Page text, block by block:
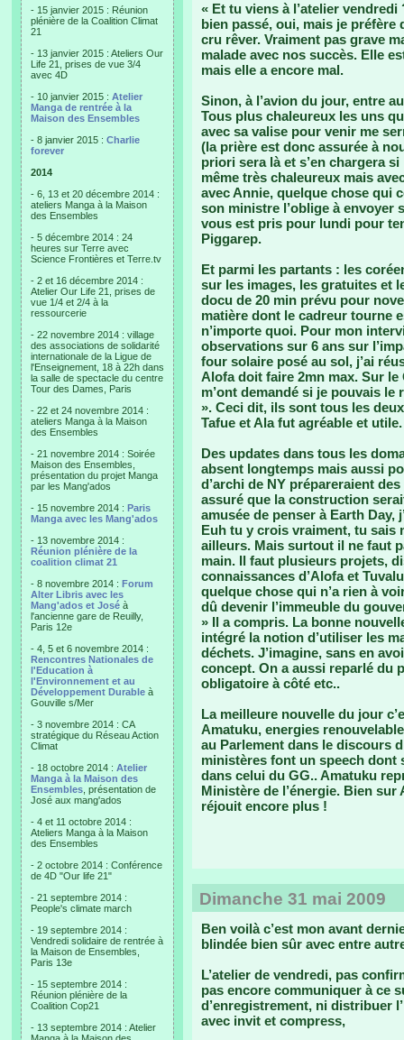
- 15 janvier 2015 : Réunion
plénière de la Coalition Climat
21
- 13 janvier 2015 : Ateliers Our
Life 21, prises de vue 3/4
avec 4D
- 10 janvier 2015 : Atelier
Manga de rentrée à la
Maison des Ensembles
- 8 janvier 2015 : Charlie
forever
2014
- 6, 13 et 20 décembre 2014 :
ateliers Manga à la Maison
des Ensembles
- 5 décembre 2014 : 24
heures sur Terre avec
Science Frontières et Terre.tv
- 2 et 16 décembre 2014 :
Atelier Our Life 21, prises de
vue 1/4 et 2/4 à la
ressourcerie
- 22 novembre 2014 : village
des associations de solidarité
internationale de la Ligue de
l'Enseignement, 18 à 22h dans
la salle de spectacle du centre
Tour des Dames, Paris
- 22 et 24 novembre 2014 :
ateliers Manga à la Maison
des Ensembles
- 21 novembre 2014 : Soirée
Maison des Ensembles,
présentation du projet Manga
par les Mang'ados
- 15 novembre 2014 : Paris
Manga avec les Mang'ados
- 13 novembre 2014 :
Réunion plénière de la
coalition climat 21
- 8 novembre 2014 : Forum
Alter Libris avec les
Mang'ados et José à
l'ancienne gare de Reuilly,
Paris 12e
- 4, 5 et 6 novembre 2014 :
Rencontres Nationales de
l'Education à
l'Environnement et au
Développement Durable à
Gouville s/Mer
- 3 novembre 2014 : CA
stratégique du Réseau Action
Climat
- 18 octobre 2014 : Atelier
Manga à la Maison des
Ensembles , présentation de
José aux mang'ados
- 4 et 11 octobre 2014 :
Ateliers Manga à la Maison
des Ensembles
- 2 octobre 2014 : Conférence
de 4D "Our life 21"
- 21 septembre 2014 :
People's climate march
- 19 septembre 2014 :
Vendredi solidaire de rentrée à
la Maison de Ensembles,
Paris 13e
- 15 septembre 2014 :
Réunion plénière de la
Coalition Cop21
- 13 septembre 2014 : Atelier
« Et tu viens à l’atelier vendredi
bien passé, oui, mais je préfère
cru rêver. Vraiment pas grave
malade avec nos succès. Elle
mais elle a encore mal.
Sinon, à l’avion du jour, entre
Tous plus chaleureux les uns
avec sa valise pour venir me
(la prière est donc assurée à
priori sera là et s’en chargera
même très chaleureux mais
avec Annie, quelque chose qui
son ministre l’oblige à envoyer
vous est pris pour lundi pour
Piggarep.
Et parmi les partants : les
sur les images, les gratuites et
docu de 20 min prévu pour
matière dont le cadreur tourne
n’importe quoi. Pour mon
observations sur 6 ans sur
four solaire posé au sol, j’ai
Alofa doit faire 2mn max. Sur le
m’ont demandé si je pouvais le
». Ceci dit, ils sont tous les
Tafue et Ala fut agréable et utile.
Des updates dans tous les
absent longtemps mais aussi
d’archi de NY prépareraient
assuré que la construction
amusée de penser à Earth Day,
Euh tu y crois vraiment, tu sais
ailleurs. Mais surtout il ne faut
main. Il faut plusieurs projets,
connaissances d’Alofa et
quelque chose qui n’a rien à
dû devenir l’immeuble du
» Il a compris. La bonne
intégré la notion d’utiliser les
déchets. J’imagine, sans en
concept. On a aussi reparlé du
obligatoire à côté etc..
La meilleure nouvelle du jour
Amatuku, energies
au Parlement dans le discours
ministères font un speech
dans celui du GG.. Amatuku
Ministère de l’énergie. Bien sur
réjouit encore plus !
Dimanche 31 mai 2009
Ben voilà c’est mon avant
blindée bien sûr avec entre
L’atelier de vendredi, pas
pas encore communiquer à ce
d’enregistrement, ni distribuer
avec invit et compress,